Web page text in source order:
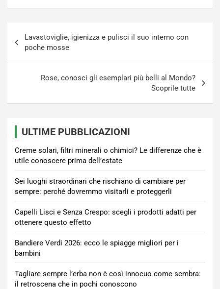
articoli
Lavastoviglie, igienizza e pulisci il suo interno con
poche mosse
Rose, conosci gli esemplari più belli al Mondo?
Scoprile tutte
ULTIME PUBBLICAZIONI
Creme solari, filtri minerali o chimici? Le differenze che è
utile conoscere prima dell’estate
Sei luoghi straordinari che rischiano di cambiare per
sempre: perché dovremmo visitarli e proteggerli
Capelli Lisci e Senza Crespo: scegli i prodotti adatti per
ottenere questo effetto
Bandiere Verdi 2026: ecco le spiagge migliori per i
bambini
Tagliare sempre l’erba non è così innocuo come sembra:
il retroscena che in pochi conoscono